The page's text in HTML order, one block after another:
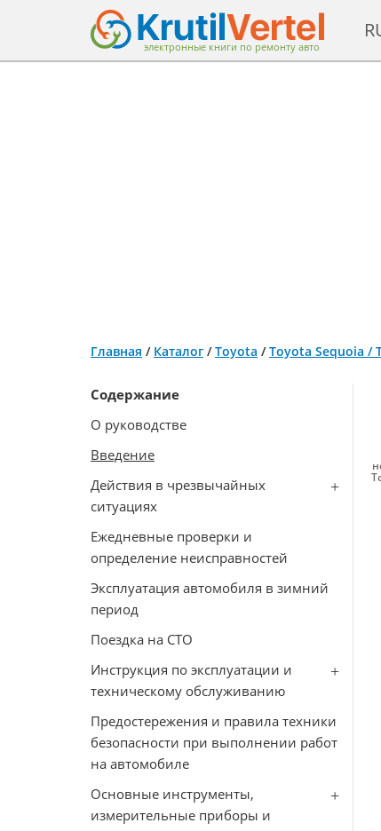
электронные книги по ремонту авто
Главная / Каталог /Toyota /Toyota Sequoia /
Содержание
О руководстве
Введение
Действия в чрезвычайных
ситуациях
Ежедневные проверки и
определение неисправностей
Эксплуатация автомобиля в зимний
период
Поездка на СТО
Инструкция по эксплуатации и
техническому обслуживанию
Предостережения и правила техники
безопасности при выполнении работ
на автомобиле
Основные инструменты,
измерительные приборы и